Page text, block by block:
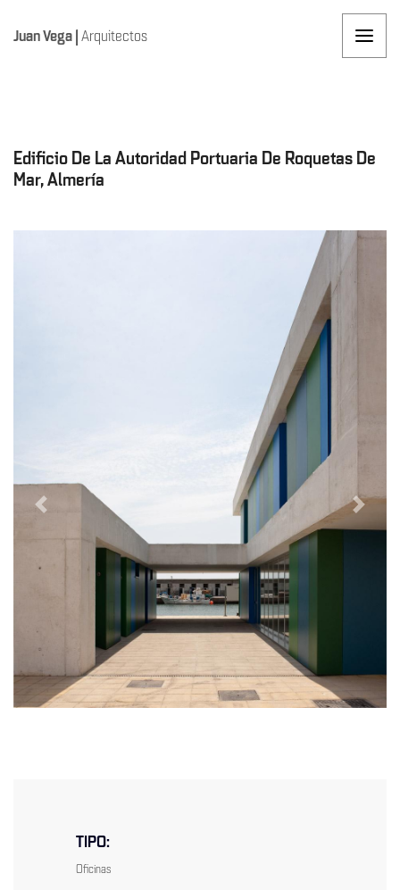
Juan Vega | Arquitectos
Edificio De La Autoridad Portuaria De Roquetas De
Mar, Almería
Previous Next
TIPO:
Oficinas